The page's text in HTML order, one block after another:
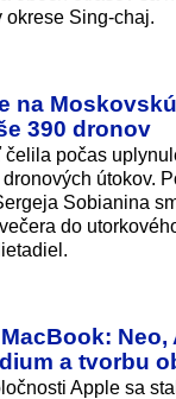
Sing-chaj.
na
390 dronov
čelila počas
útokov.
Sobianina
do
Neo,
a tvorbu
Apple sa